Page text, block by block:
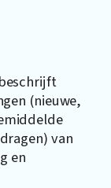
(nieuwe,
van
en